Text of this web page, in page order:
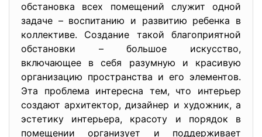
обстановка всех помещений служит одной
задаче – воспитанию и развитию ребенка в
коллективе. Создание такой благоприятной
обстановки – большое искусство,
включающее в себя разумную и красивую
организацию пространства и его элементов.
Эта проблема интересна тем, что интерьер
создают архитектор, дизайнер и художник, а
эстетику интерьера, красоту и порядок в
помещении организует и поддерживает